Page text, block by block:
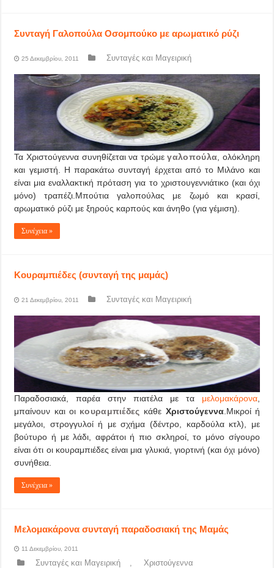
Συνταγή Γαλοπούλα Οσομπούκο με αρωματικό ρύζι
25 Δεκεμβρίου, 2011 Συνταγές και Μαγειρική
Τα Χριστούγεννα συνηθίζεται να τρώμεγαλοπούλα , ολόκληρη
και γεμιστή. Η παρακάτω συνταγή έρχεται από το Μιλάνο και
είναι μια εναλλακτική πρόταση για το χριστουγεννιάτικο (και όχι
μόνο) τραπέζι.Μπούτια γαλοπούλας με ζωμό και κρασί,
αρωματικό ρύζι με ξηρούς καρπούς και άνηθο (για γέμιση).
Συνέχεια »
Κουραμπιέδες (συνταγή της μαμάς)
21 Δεκεμβρίου, 2011 Συνταγές και Μαγειρική
Παραδοσιακά, παρέα στην πιατέλα με τα μελομακάρονα,
μπαίνουν και οι κουραμπιέδες κάθε Χριστούγεννα.Μικροί ή
μεγάλοι, στρογγυλοί ή με σχήμα (δέντρο, καρδούλα κτλ), με
βούτυρο ή με λάδι, αφράτοι ή πιο σκληροί, το μόνο σίγουρο
είναι ότι οι κουραμπιέδες είναι μια γλυκιά, γιορτινή (και όχι μόνο)
συνήθεια.
Συνέχεια »
Μελομακάρονα συνταγή παραδοσιακή της Μαμάς
11 Δεκεμβρίου, 2011
Συνταγές και Μαγειρική , Χριστούγεννα